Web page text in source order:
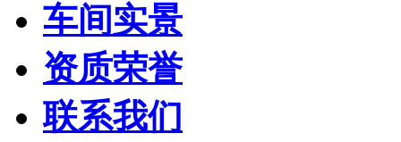
车间实景
资质荣誉
联系我们